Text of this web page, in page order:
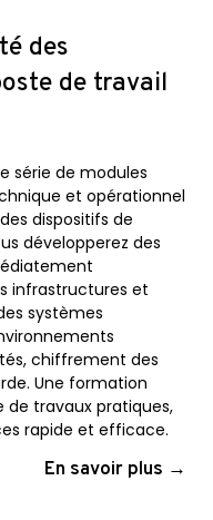
des
de travail
série de modules
et opérationnel
dispositifs de
développerez des
infrastructures et
systèmes
chiffrement des
Une formation
travaux pratiques,
rapide et efficace.
En savoir plus →